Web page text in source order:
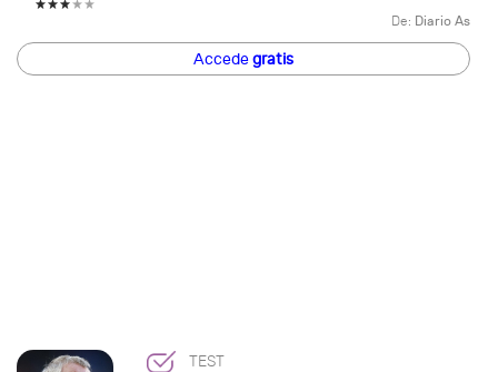
De: Diario As
Accedegratis
TEST